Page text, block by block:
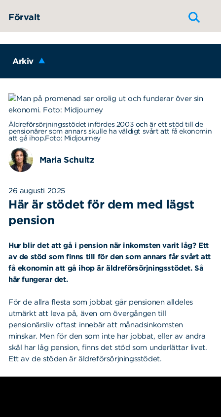
Förvalt
Arkiv
Äldreförsörjningsstödet infördes 2003 och är ett stöd till de
pensionärer som annars skulle ha väldigt svårt att få ekonomin
att gå ihop.Foto: Midjourney
Maria Schultz
26 augusti 2025
Här är stödet för dem med lägst
pension
Hur blir det att gå i pension när inkomsten varit låg? Ett
av de stöd som finns till för den som annars får svårt att
få ekonomin att gå ihop är äldreförsörjningsstödet. Så
här fungerar det.
För de allra flesta som jobbat går pensionen alldeles
utmärkt att leva på, även om övergången till
pensionärsliv oftast innebär att månadsinkomsten
minskar. Men för den som inte har jobbat, eller av andra
skäl har låg pension, finns det stöd som underlättar livet.
Ett av de stöden är äldreförsörjningsstödet.